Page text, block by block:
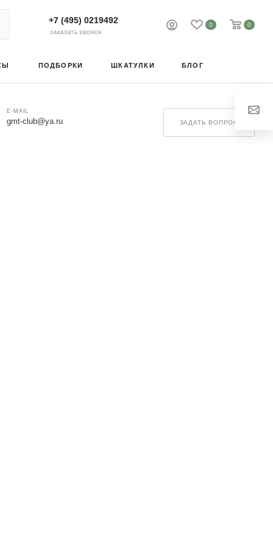
0 0
+7 (495) 0219492
ЗАКАЗАТЬ ЗВОНОК
ПОДБОРКИ ШКАТУЛКИ БЛОГ
E-MAIL
gmt-club@ya.ru ЗАДАТЬ ВОПРОС